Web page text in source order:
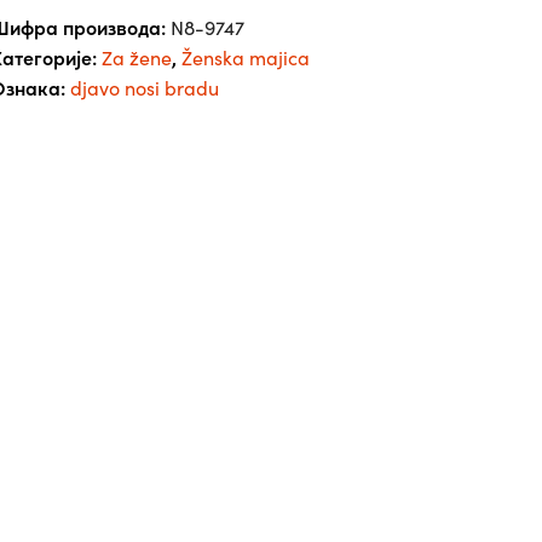
производа: N8-9747
Za žene, Ženska majica
djavo nosi bradu